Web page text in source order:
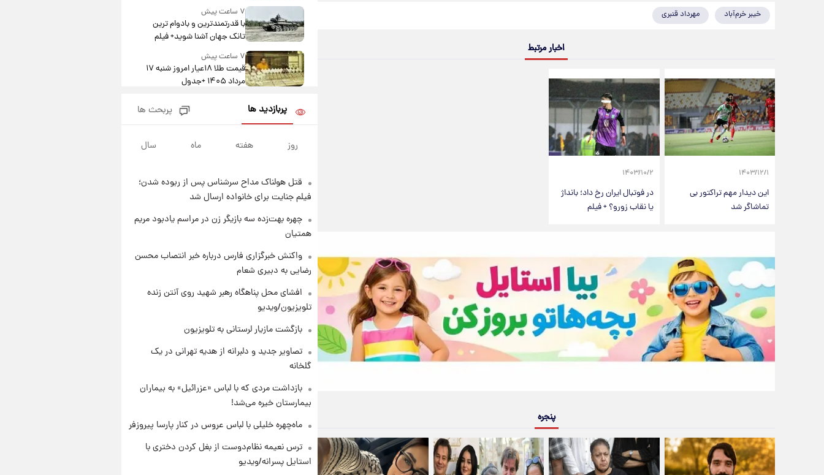
خیبر خرم‌آباد مهرداد قنبری
اخبار مرتبط
۱۴۰۳/۱۲/۱
این دیدار مهم تراکتور بی
تماشاگر شد
۱۴۰۳/۱۰/۲
در فوتبال ایران رخ داد؛ بانداژ
یا نقاب زورو؟ + فیلم
پنجره
۷ ساعت پیش
با قدرتمندترین و بادوام ترین
تانک جهان آشنا شوید+ فیلم
۷ ساعت پیش
قیمت طلا ۱۸عیار امروز شنبه ۱۷
مرداد ۱۴۰۵ +جدول
قیمت محصولات ایران‌خودرو و
سایپا امروز شنبه ۱۷ مرداد ۱۴۰۵
۲۲ ساعت پیش
۱۴۰۵
۲۲ ساعت پیش
بازیکن به درد نخور استقلال با
مقصد اروپا این تیم را ترک کرد!
حاجی‌زاده و باقری؛ فرماندهان
شهید هوافضای ایران
پربازدید ها پربحث ها
روز هفته ماه سال
قتل هولناک مداح سرشناس پس از ربوده شدن؛
فیلم جنایت برای خانواده ارسال شد
چهره بهت‌زده سه بازیگر زن در مراسم یادبود مریم
همتیان
واکنش خبرگزاری فارس درباره خبر انتصاب محسن
رضایی به دبیری شعام
افشای محل پناهگاه‌ رهبر شهید روی آنتن زنده
تلویزیون/ویدیو
بازگشت مازیار لرستانی به تلویزیون
تصاویر جدید و دلبرانه از هدیه تهرانی در یک
گلخانه
بازداشت مردی که با لباس «عزرائیل» به بیماران
بیمارستان خیره می‌شد!
ماه‌چهره خلیلی با لباس عروس در کنار پارسا پیروزفر
ترس نعیمه نظام‌دوست از بغل کردن دختری با
استایل پسرانه/ویدیو